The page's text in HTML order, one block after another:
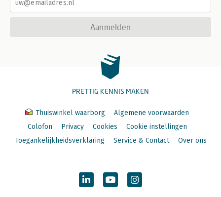
Aanmelden
PRETTIG KENNIS MAKEN
Thuiswinkel waarborg
Algemene voorwaarden
Colofon
Privacy Cookies
Cookie instellingen
Toegankelijkheidsverklaring
Service & Contact Over ons